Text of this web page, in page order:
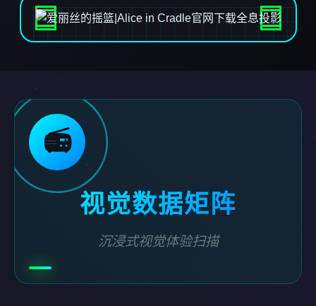
📻
视觉数据矩阵
沉浸式视觉体验扫描